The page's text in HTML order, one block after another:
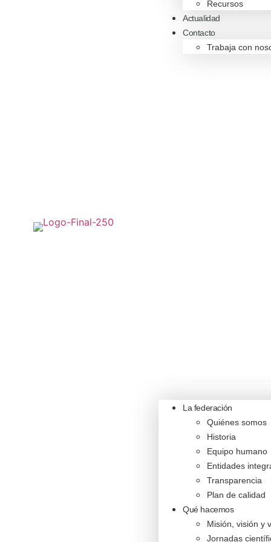
Recursos
Actualidad
Contacto
Trabaja con
La federación
Quiénes somos
Historia
Equipo humano
Entidades
Transparencia
Plan de calidad
Qué hacemos
Misión, visión y
Jornadas